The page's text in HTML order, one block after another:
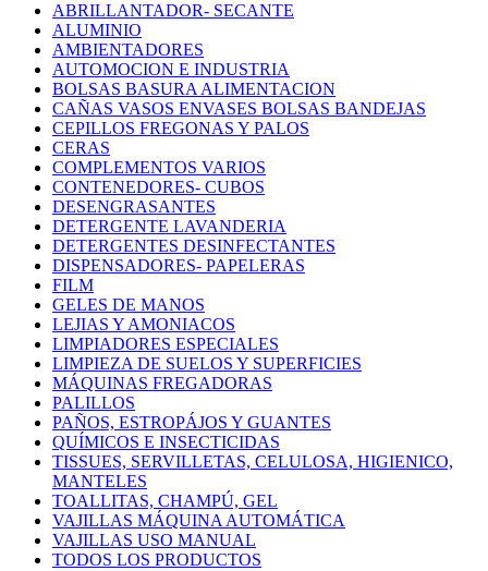
ABRILLANTADOR- SECANTE
ALUMINIO
AMBIENTADORES
AUTOMOCION E INDUSTRIA
BOLSAS BASURA ALIMENTACION
CAÑAS VASOS ENVASES BOLSAS BANDEJAS
CEPILLOS FREGONAS Y PALOS
CERAS
COMPLEMENTOS VARIOS
CONTENEDORES- CUBOS
DESENGRASANTES
DETERGENTE LAVANDERIA
DETERGENTES DESINFECTANTES
DISPENSADORES- PAPELERAS
FILM
GELES DE MANOS
LEJIAS Y AMONIACOS
LIMPIADORES ESPECIALES
LIMPIEZA DE SUELOS Y SUPERFICIES
MÁQUINAS FREGADORAS
PALILLOS
PAÑOS, ESTROPÁJOS Y GUANTES
QUÍMICOS E INSECTICIDAS
TISSUES, SERVILLETAS, CELULOSA, HIGIENICO,
MANTELES
TOALLITAS, CHAMPÚ, GEL
VAJILLAS MÁQUINA AUTOMÁTICA
VAJILLAS USO MANUAL
TODOS LOS PRODUCTOS